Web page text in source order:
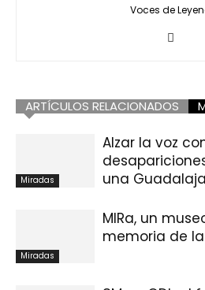
Voces de
ARTÍCULOS RELACIONADOS
Miradas
Alzar la voz
una
Miradas
MIRa, un
memoria de